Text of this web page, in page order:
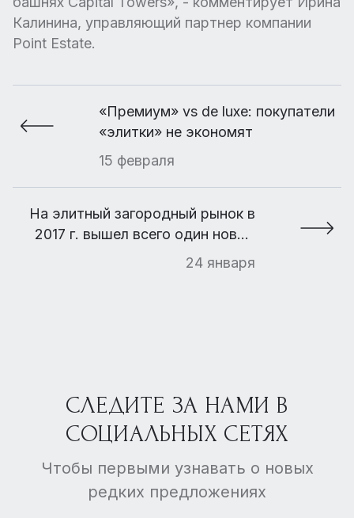
Калинина, управляющий партнер компании
Point Estate.
«Премиум» vs de luxe: покупатели
«элитки» не экономят
15 февраля
На элитный загородный рынок в
2017 г. вышел всего один новый
поселок
24 января
СЛЕДИТЕ ЗА НАМИ В
СОЦИАЛЬНЫХ СЕТЯХ
Чтобы первыми узнавать о новых
редких предложениях